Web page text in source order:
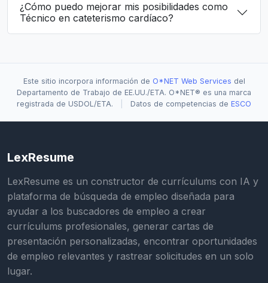
¿Cómo puedo mejorar mis posibilidades como
Técnico en cateterismo cardíaco?
Este sitio incorpora información de O*NET Web Services del
Departamento de Trabajo de EE.UU./ETA. O*NET® es una marca
registrada de USDOL/ETA.
Datos de competencias de ESCO
LexResume
LexResume es un constructor de currículums con IA y
plataforma de búsqueda de empleo diseñada para
ayudar a los buscadores de empleo a crear
currículums profesionales, generar cartas de
presentación personalizadas, encontrar oportunidades
de empleo relevantes y rastrear solicitudes en un solo
lugar.